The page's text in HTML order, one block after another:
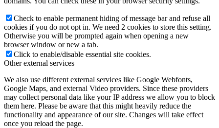
Check to enable permanent hiding of message bar and refuse all
cookies if you do not opt in. We need 2 cookies to store this setting.
Otherwise you will be prompted again when opening a new
browser window or new a tab.
Click to enable/disable essential site cookies.
Other external services
We also use different external services like Google Webfonts,
Google Maps, and external Video providers. Since these providers
may collect personal data like your IP address we allow you to block
them here. Please be aware that this might heavily reduce the
functionality and appearance of our site. Changes will take effect
once you reload the page.